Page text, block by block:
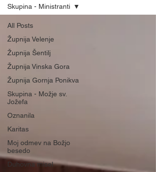
All Posts
Župnija Velenje
Župnija Šentilj
Župnija Vinska Gora
Župnija Gornja Ponikva
Skupina - Možje sv.
Jožefa
Oznanila
Karitas
Moj odmev na Božjo
besedo
Duhovna misel
Skupina - Ministranti